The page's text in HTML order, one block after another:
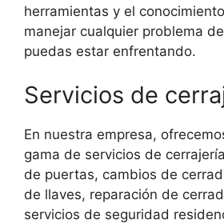
herramientas y el
manejar cualquier problema
puedas estar enfrentando.
Servicios de
En nuestra empresa,
gama de servicios de
de puertas, cambios de
de llaves, reparación de
servicios de seguridad